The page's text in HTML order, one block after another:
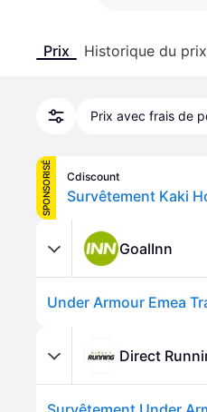
Prix Historique du prix
Prix avec frais de
SPONSORISÉ Cdiscount
Survêtement Kaki
GoalInn
Under Armour Emea
Direct